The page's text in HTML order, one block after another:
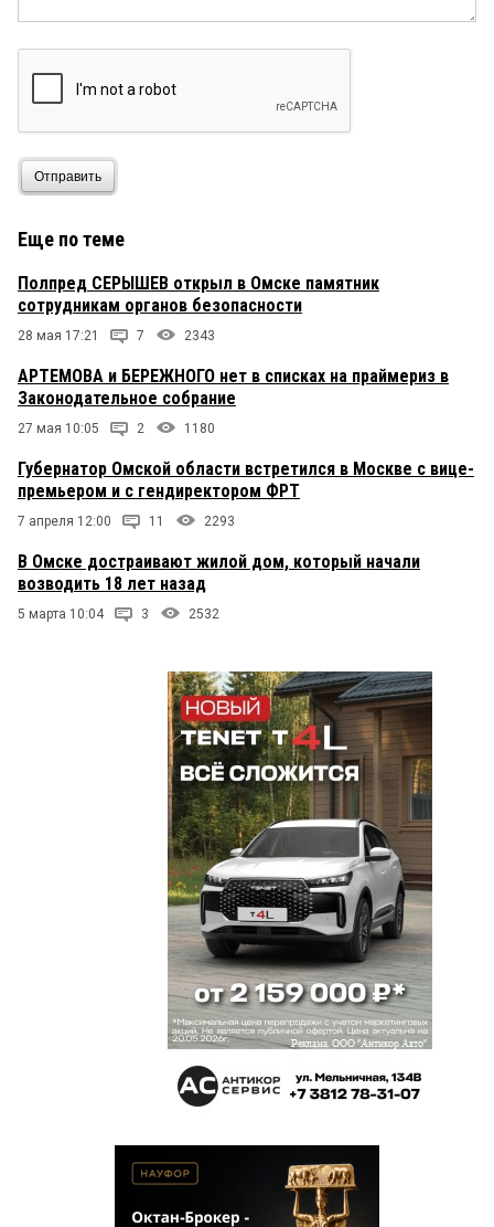
Отправить
Еще по теме
Полпред СЕРЫШЕВ открыл в Омске памятник
сотрудникам органов безопасности
28 мая 17:21 7 2343
АРТЕМОВА и БЕРЕЖНОГО нет в списках на праймериз в
Законодательное собрание
27 мая 10:05 2 1180
Губернатор Омской области встретился в Москве с вице-
премьером и с гендиректором ФРТ
7 апреля 12:00 11 2293
В Омске достраивают жилой дом, который начали
возводить 18 лет назад
5 марта 10:04 3 2532